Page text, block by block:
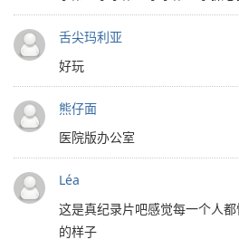
舌尖玛利亚
好玩
熊仔面
医院版办公室
Léa
这是真纪录片吧感觉每一个人
的样子